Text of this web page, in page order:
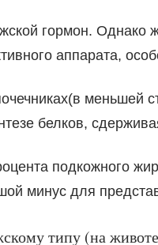
гормон. Однако
аппарата,
меньшей
белков,
подкожного
минус для
типу (на